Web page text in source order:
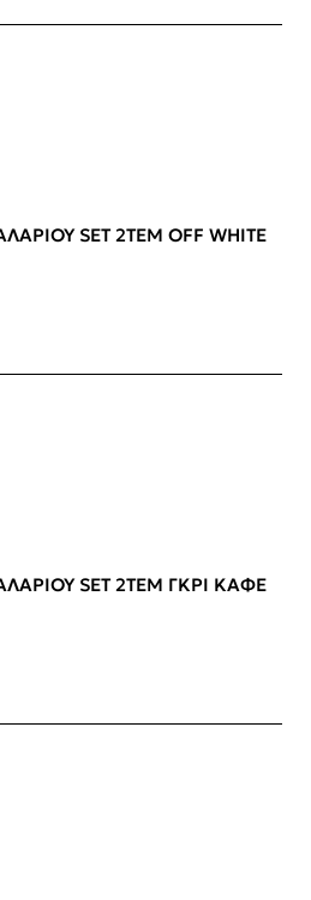
SET 2ΤΕΜ OFF WHITE
SET 2ΤΕΜ ΓΚΡΙ ΚΑΦΕ